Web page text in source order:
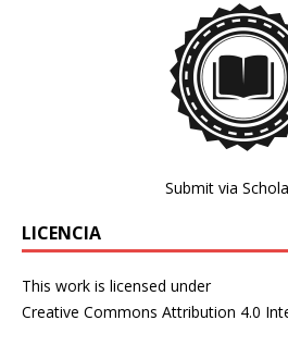
Submit via
LICENCIA
This work is licensed under
Creative Commons Attribution 4.0